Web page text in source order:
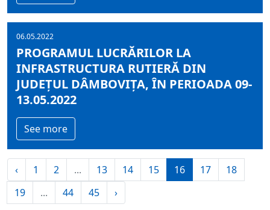
06.05.2022
PROGRAMUL LUCRĂRILOR LA
INFRASTRUCTURA RUTIERĂ DIN
JUDEȚUL DÂMBOVIȚA, ÎN PERIOADA 09-
13.05.2022
See more
‹ 1 2 ... 13 14 15 16 17
18
19
... 44 45 ›